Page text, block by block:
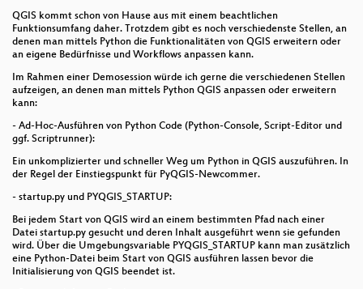
QGIS kommt schon von Hause aus mit einem beachtlichen
Funktionsumfang daher. Trotzdem gibt es noch verschiedenste Stellen, an
denen man mittels Python die Funktionalitäten von QGIS erweitern oder
an eigene Bedürfnisse und Workflows anpassen kann.
Im Rahmen einer Demosession würde ich gerne die verschiedenen Stellen
aufzeigen, an denen man mittels Python QGIS anpassen oder erweitern
kann:
- Ad-Hoc-Ausführen von Python Code (Python-Console, Script-Editor und
ggf. Scriptrunner):
Ein unkomplizierter und schneller Weg um Python in QGIS auszuführen. In
der Regel der Einstiegspunkt für PyQGIS-Newcommer.
- startup.py und PYQGIS_STARTUP:
Bei jedem Start von QGIS wird an einem bestimmten Pfad nach einer
Datei startup.py gesucht und deren Inhalt ausgeführt wenn sie gefunden
wird. Über die Umgebungsvariable PYQGIS_STARTUP kann man zusätzlich
eine Python-Datei beim Start von QGIS ausführen lassen bevor die
Initialisierung von QGIS beendet ist.